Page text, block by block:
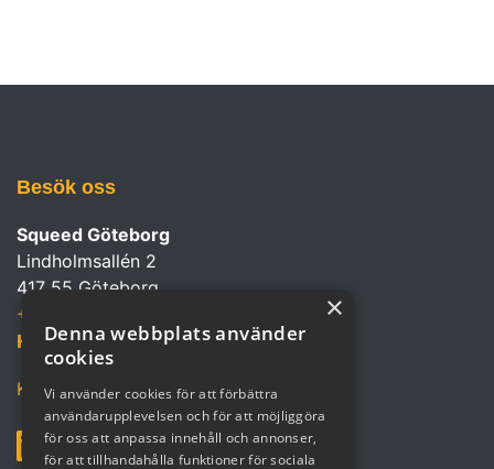
Besök oss
Squeed Göteborg
Lindholmsallén 2
417 55 Göteborg
+46 (0)702 10 92 03
Kontakta oss
Kontaktpersoner och kartor
×
Denna webbplats använder
cookies
Vi använder cookies för att förbättra
användarupplevelsen och för att möjliggöra
för oss att anpassa innehåll och annonser,
för att tillhandahålla funktioner för sociala